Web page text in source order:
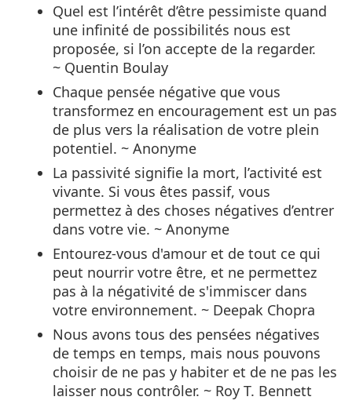
Quel est l’intérêt d’être pessimiste quand
une infinité de possibilités nous est
proposée, si l’on accepte de la regarder.
~ Quentin Boulay
Chaque pensée négative que vous
transformez en encouragement est un pas
de plus vers la réalisation de votre plein
potentiel. ~ Anonyme
La passivité signifie la mort, l’activité est
vivante. Si vous êtes passif, vous
permettez à des choses négatives d’entrer
dans votre vie. ~ Anonyme
Entourez-vous d'amour et de tout ce qui
peut nourrir votre être, et ne permettez
pas à la négativité de s'immiscer dans
votre environnement. ~ Deepak Chopra
Nous avons tous des pensées négatives
de temps en temps, mais nous pouvons
choisir de ne pas y habiter et de ne pas les
laisser nous contrôler. ~ Roy T. Bennett